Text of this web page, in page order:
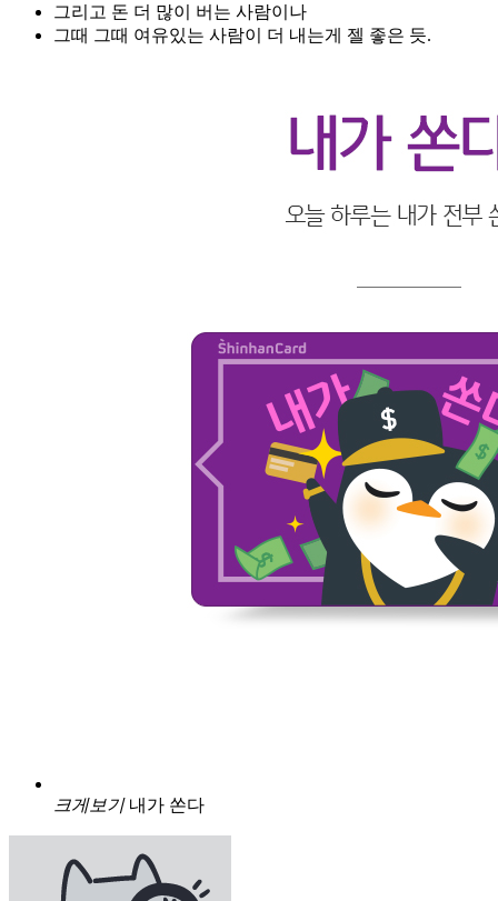
그리고 돈 더 많이 버는 사람이나
그때 그때 여유있는 사람이 더 내는게 젤 좋은 듯.
크게보기 내가 쏜다